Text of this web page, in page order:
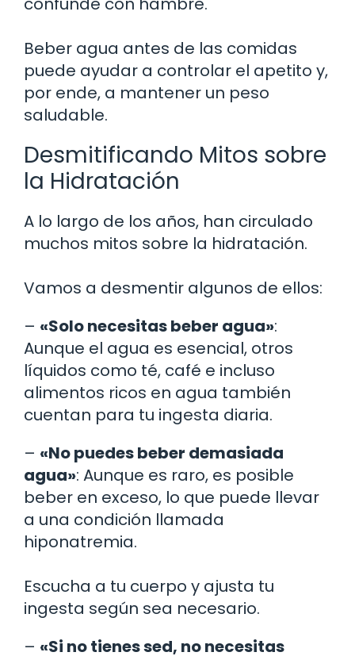
Beber agua antes de las comidas
puede ayudar a controlar el apetito y,
por ende, a mantener un peso
saludable.
Desmitificando Mitos sobre
la Hidratación
A lo largo de los años, han circulado
muchos mitos sobre la hidratación.
Vamos a desmentir algunos de ellos:
– «Solo necesitas beber agua»:
Aunque el agua es esencial, otros
líquidos como té, café e incluso
alimentos ricos en agua también
cuentan para tu ingesta diaria.
– «No puedes beber demasiada
agua»: Aunque es raro, es posible
beber en exceso, lo que puede llevar
a una condición llamada
hiponatremia.
Escucha a tu cuerpo y ajusta tu
ingesta según sea necesario.
– «Si no tienes sed, no necesitas